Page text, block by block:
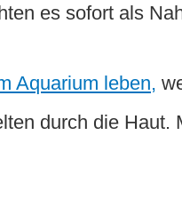
es sofort als
Aquarium leben,
durch die Haut.